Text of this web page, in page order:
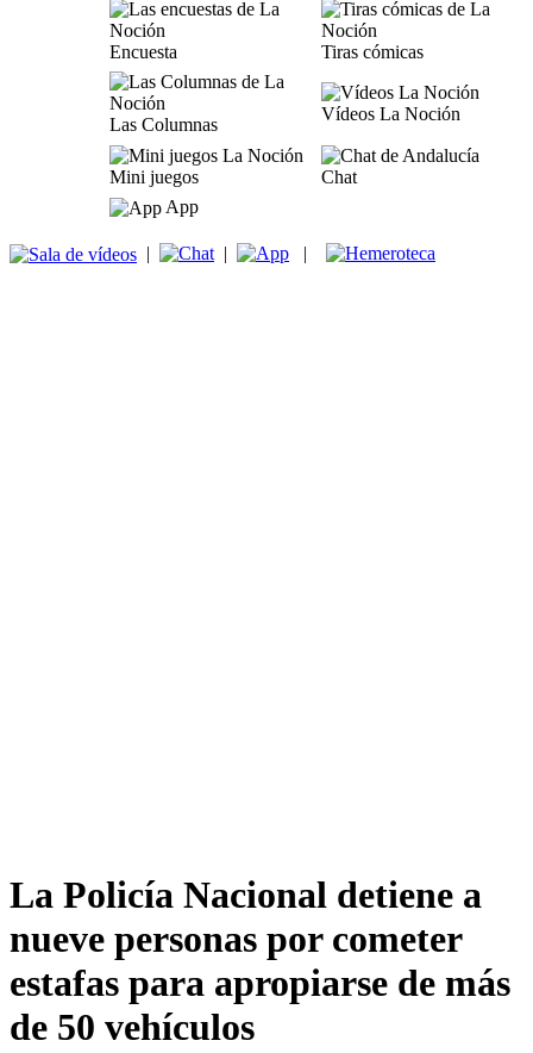
Encuesta Tiras cómicas
Las Columnas
Vídeos La Noción
Mini juegos
Chat
App
| | |
La Policía Nacional detiene a
nueve personas por cometer
estafas para apropiarse de más
de 50 vehículos